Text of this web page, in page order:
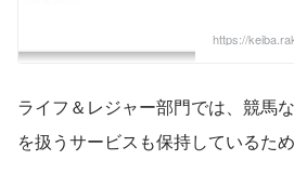
https://
ライフ＆レジャー部門では、競馬
を扱うサービスも保持しているため